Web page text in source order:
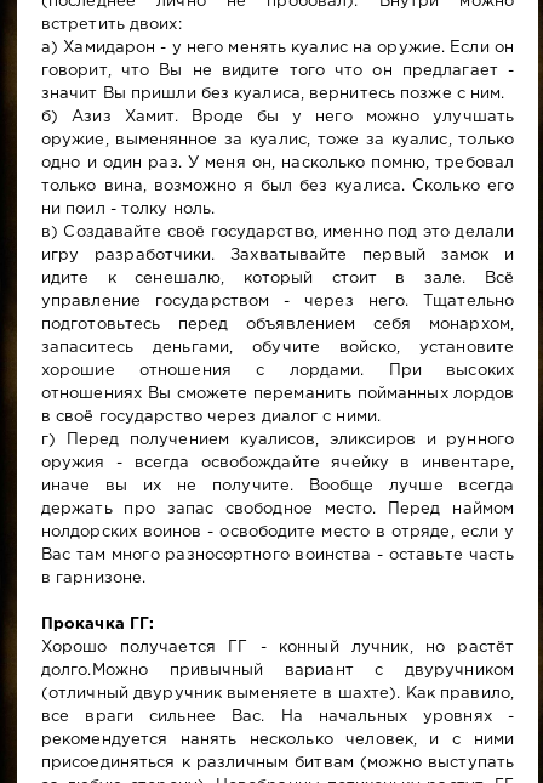
встретить двоих:
а) Хамидарон - у него менять куалис на оружие. Если он
говорит, что Вы не видите того что он предлагает -
значит Вы пришли без куалиса, вернитесь позже с ним.
б) Азиз Хамит. Вроде бы у него можно улучшать
оружие, выменянное за куалис, тоже за куалис, только
одно и один раз. У меня он, насколько помню, требовал
только вина, возможно я был без куалиса. Сколько его
ни поил - толку ноль.
в) Создавайте своё государство, именно под это делали
игру разработчики. Захватывайте первый замок и
идите к сенешалю, который стоит в зале. Всё
управление государством - через него. Тщательно
подготовьтесь перед объявлением себя монархом,
запаситесь деньгами, обучите войско, установите
хорошие отношения с лордами. При высоких
отношениях Вы сможете переманить пойманных лордов
в своё государство через диалог с ними.
г) Перед получением куалисов, эликсиров и рунного
оружия - всегда освобождайте ячейку в инвентаре,
иначе вы их не получите. Вообще лучше всегда
держать про запас свободное место. Перед наймом
нолдорских воинов - освободите место в отряде, если у
Вас там много разносортного воинства - оставьте часть
в гарнизоне.
Прокачка ГГ:
Хорошо получается ГГ - конный лучник, но растёт
долго.Можно привычный вариант с двуручником
(отличный двуручник выменяете в шахте). Как правило,
все враги сильнее Вас. На начальных уровнях -
рекомендуется нанять несколько человек, и с ними
присоединяться к различным битвам (можно выступать